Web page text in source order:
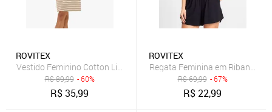
ROVITEX
Vestido Feminino Cotton Listrado Rovitex Bege
R$89,99 - 60%
R$35,99
ROVITEX
Regata Feminina em Ribana de
R$69,99 - 67%
R$22,99